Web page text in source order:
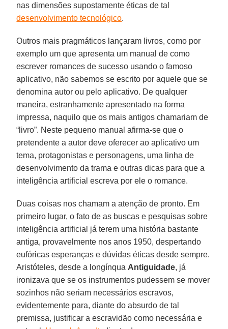
nas dimensões supostamente éticas de tal
desenvolvimento tecnológico.
Outros mais pragmáticos lançaram livros, como por
exemplo um que apresenta um manual de como
escrever romances de sucesso usando o famoso
aplicativo, não sabemos se escrito por aquele que se
denomina autor ou pelo aplicativo. De qualquer
maneira, estranhamente apresentado na forma
impressa, naquilo que os mais antigos chamariam de
“livro”. Neste pequeno manual afirma-se que o
pretendente a autor deve oferecer ao aplicativo um
tema, protagonistas e personagens, uma linha de
desenvolvimento da trama e outras dicas para que a
inteligência artificial escreva por ele o romance.
Duas coisas nos chamam a atenção de pronto. Em
primeiro lugar, o fato de as buscas e pesquisas sobre
inteligência artificial já terem uma história bastante
antiga, provavelmente nos anos 1950, despertando
eufóricas esperanças e dúvidas éticas desde sempre.
Aristóteles, desde a longínqua Antiguidade, já
ironizava que se os instrumentos pudessem se mover
sozinhos não seriam necessários escravos,
evidentemente para, diante do absurdo de tal
premissa, justificar a escravidão como necessária e